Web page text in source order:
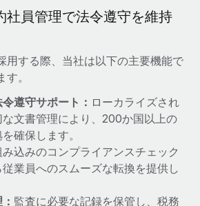
ーズに
簡単に管理
Plus（契約社員管理
界のどこにいても、あらゆる規模の企業が
用し、管理し、給与を支給できるようにす
間で、新しい統合、機能、改良点をリリー
員管理で法令遵守を維持
用する際、当社は以下の主要機能で
。
遵守サポート： ローカライズされ
文書管理により、200か国以上の
確保します。
み込みのコンプライアンスチェック
業員へのスムーズな転換を提供し
監査に必要な記録を保管し、税務